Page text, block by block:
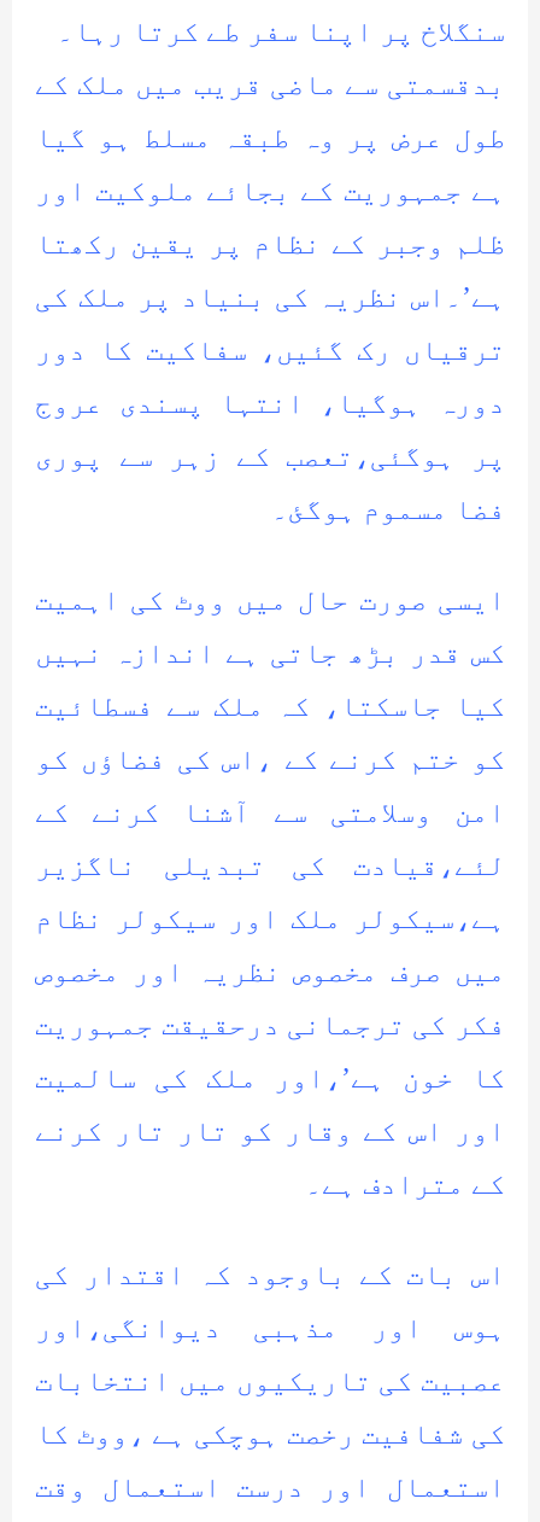
سنگلاخ پر اپنا سفر طے کرتا رہا۔
بدقسمتی سے ماضی قریب میں ملک کے
طول عرض پر وہ طبقہ مسلط ہو گیا
ہے جمہوریت کے بجائے ملوکیت اور
ظلم وجبر کے نظام پر یقین رکھتا
ہے’۔اس نظریہ کی بنیاد پر ملک کی
ترقیاں رک گئیں، سفاکیت کا دور
دورہ ہوگیا، انتہا پسندی عروج
پر ہوگئی،تعصب کے زہر سے پوری
فضا مسموم ہوگئ۔
ایسی صورت حال میں ووٹ کی اہمیت
کس قدر بڑھ جاتی ہے اندازہ نہیں
کیا جاسکتا، کہ ملک سے فسطائیت
کو ختم کرنے کے ،اس کی فضاؤں کو
امن وسلامتی سے آشنا کرنے کے
لئے،قیادت کی تبدیلی ناگزیر
ہے،سیکولر ملک اور سیکولر نظام
میں صرف مخصوص نظریہ اور مخصوص
فکر کی ترجمانی درحقیقت جمہوریت
کا خون ہے’،اور ملک کی سالمیت
اور اس کے وقار کو تار تار کرنے
کے مترادف ہے۔
اس بات کے باوجود کہ اقتدار کی
ہوس اور مذہبی دیوانگی،اور
عصبیت کی تاریکیوں میں انتخابات
کی شفافیت رخصت ہوچکی ہے ،ووٹ کا
استعمال اور درست استعمال وقت